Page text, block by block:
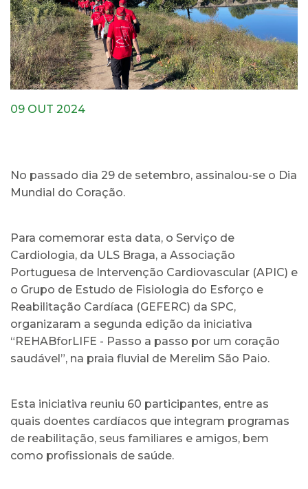
09 OUT 2024
No passado dia 29 de setembro, assinalou-se o Dia
Mundial do Coração.
Para comemorar esta data, o Serviço de
Cardiologia, da ULS Braga, a Associação
Portuguesa de Intervenção Cardiovascular (APIC) e
o Grupo de Estudo de Fisiologia do Esforço e
Reabilitação Cardíaca (GEFERC) da SPC,
organizaram a segunda edição da iniciativa
“REHABforLIFE - Passo a passo por um coração
saudável”, na praia fluvial de Merelim São Paio.
Esta iniciativa reuniu 60 participantes, entre as
quais doentes cardíacos que integram programas
de reabilitação, seus familiares e amigos, bem
como profissionais de saúde.